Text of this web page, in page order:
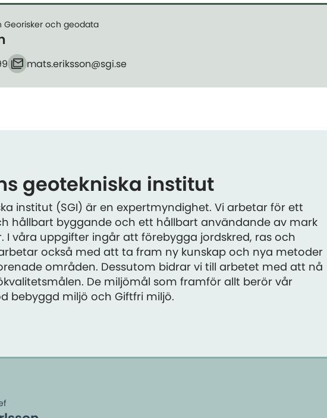
Georisker och geodata
E-post
mats.eriksson​@sgi.se
geotekniska institut
institut (SGI) är en expertmyndighet. Vi arbetar för ett
hållbart byggande och ett hållbart användande av mark
I våra uppgifter ingår att förebygga jordskred, ras och
också med att ta fram ny kunskap och nya metoder
områden. Dessutom bidrar vi till arbetet med att nå
De miljömål som framför allt berör vår
bebyggd miljö och Giftfri miljö.